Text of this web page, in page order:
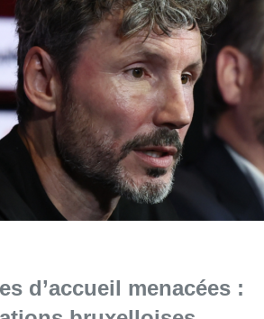
d’accueil menacées :